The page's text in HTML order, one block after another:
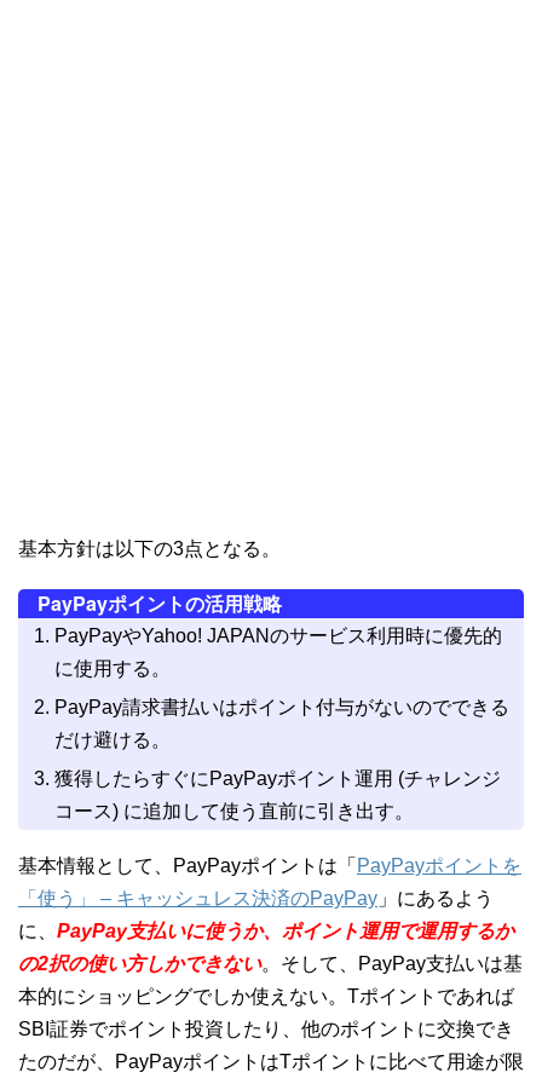
基本方針は以下の3点となる。
PayPayポイントの活用戦略
PayPayやYahoo! JAPANのサービス利用時に優先的
に使用する。
PayPay請求書払いはポイント付与がないのでできる
だけ避ける。
獲得したらすぐにPayPayポイント運用 (チャレンジ
コース) に追加して使う直前に引き出す。
基本情報として、PayPayポイントは「 PayPayポイントを
「使う」 – キャッシュレス決済のPayPay 」にあるよう
に、 PayPay支払いに使うか、ポイント運用で運用するか
の2択の使い方しかできない。そして、PayPay支払いは基
本的にショッピングでしか使えない。Tポイントであれば
SBI証券でポイント投資したり、他のポイントに交換でき
たのだが、PayPayポイントはTポイントに比べて用途が限